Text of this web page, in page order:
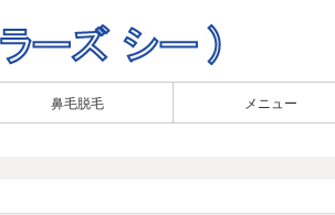
鼻毛脱毛 メニュー